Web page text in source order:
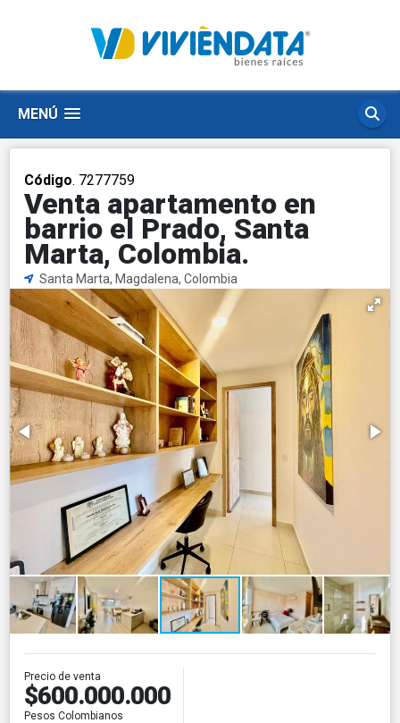
MENÚ
Código. 7277759
Venta apartamento en
barrio el Prado, Santa
Marta, Colombia.
Santa Marta, Magdalena, Colombia
Precio de venta
$600.000.000
Pesos Colombianos